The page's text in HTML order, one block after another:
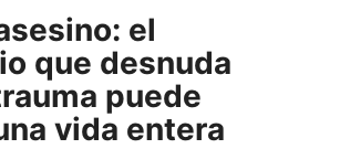
el
que desnuda
puede
vida entera